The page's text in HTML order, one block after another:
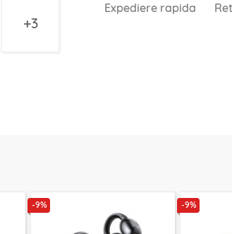
3
Expediere rapida
-9% -9%